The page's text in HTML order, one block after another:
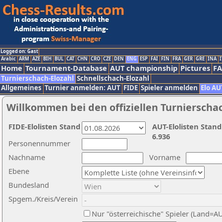
Logged on: Gast
Arabic ARM AZE BIH BUL CAT CHN CRO CZE DEN ENG ESP FAI FIN FRA GER GRE INA
Home Tournament-Database AUT championship Pictures
Turnierschach-Elozahl Schnellschach-Elozahl
Allgemeines Turnier anmelden: AUT FIDE Spieler anmelden Elo
Willkommen bei den offiziellen
Nachname
Vorname
Ebene
Personennummer
Bundesland
Spgem./Kreis/Verein
Nur "österreichische" Spieler
AUT-Elolisten
6.936
FIDE-Elolisten Stand